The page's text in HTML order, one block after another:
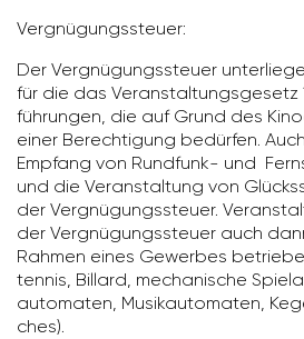
Vergnü­gungs­steuer:
Der Vergnü­gungs­steuer
für die das Veran­stal­tungs­ge­setz
füh­rungen, die auf Grund des
einer Berech­ti­gung bedürfen.
Empfang von Rund­funk- und
und die Veran­stal­tung von
der Vergnü­gungs­steuer.
der Vergnü­gungs­steuer auch
Rahmen eines Gewerbes
tennis, Billard, mecha­ni­sche
au­to­maten, Musik­au­to­maten,
ches).